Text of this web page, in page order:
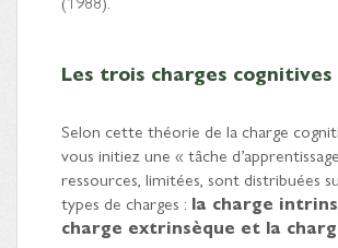
Les trois charges cognitives
Selon cette théorie de la charge
vous initiez une « tâche
ressources, limitées, sont distribuées
types de charges : la charge
charge extrinsèque et la